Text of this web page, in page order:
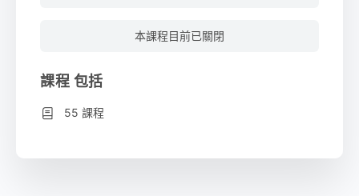
本課程目前已關閉
課程 包括
55 課程